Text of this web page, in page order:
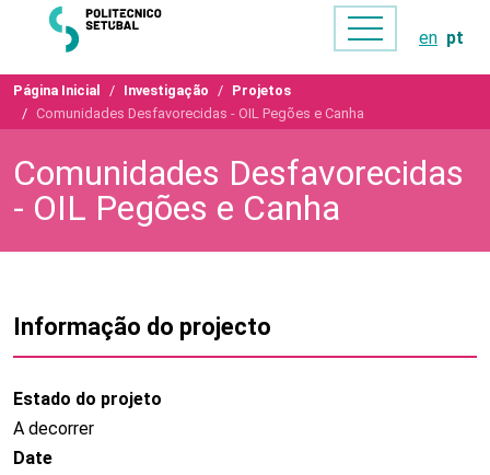
en pt
Página Inicial Investigação
Projetos
Comunidades Desfavorecidas - OIL Pegões e Canha
Comunidades Desfavorecidas
- OIL Pegões e Canha
Informação do projecto
Estado do projeto
A decorrer
Date